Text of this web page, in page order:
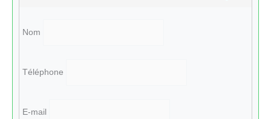
Nom
Téléphone
E-mail